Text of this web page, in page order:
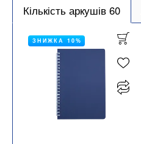
Кількість аркушів 60
ЗНИЖКА 10%